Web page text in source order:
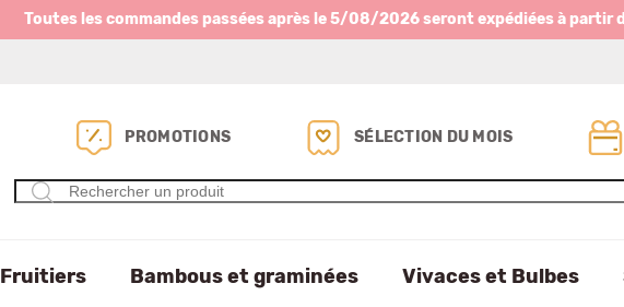
Toutes les commandes passées après le 5/08/2026 seront expédiées à partir
PROMOTIONS SÉLECTION DU MOIS
Fruitiers Bambous et graminées Vivaces et Bulbes